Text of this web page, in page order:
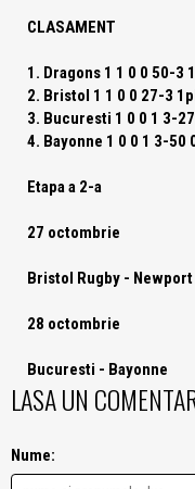
CLASAMENT
1. Dragons 1 1 0 0 50-3
2. Bristol 1 1 0 0 27-3
3. Bucuresti 1 0 0 1 3-
4. Bayonne 1 0 0 1 3-50
Etapa a 2-a
27 octombrie
Bristol Rugby - Newport
28 octombrie
Bucuresti - Bayonne
LASA UN
Nume: